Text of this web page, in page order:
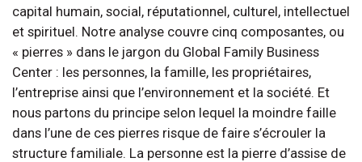
capital humain, social, réputationnel, culturel, intellectuel
et spirituel. Notre analyse couvre cinq composantes, ou
« pierres » dans le jargon du Global Family Business
Center : les personnes, la famille, les propriétaires,
l’entreprise ainsi que l’environnement et la société. Et
nous partons du principe selon lequel la moindre faille
dans l’une de ces pierres risque de faire s’écrouler la
structure familiale. La personne est la pierre d’assise de